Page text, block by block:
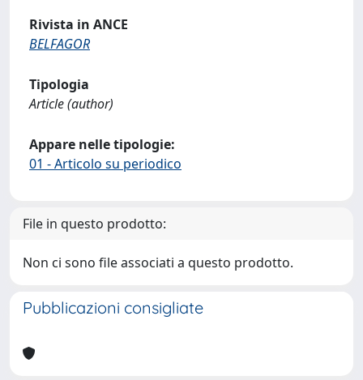
Rivista in ANCE
BELFAGOR
Tipologia
Article (author)
Appare nelle tipologie:
01 - Articolo su periodico
File in questo prodotto:
Non ci sono file associati a questo prodotto.
Pubblicazioni consigliate